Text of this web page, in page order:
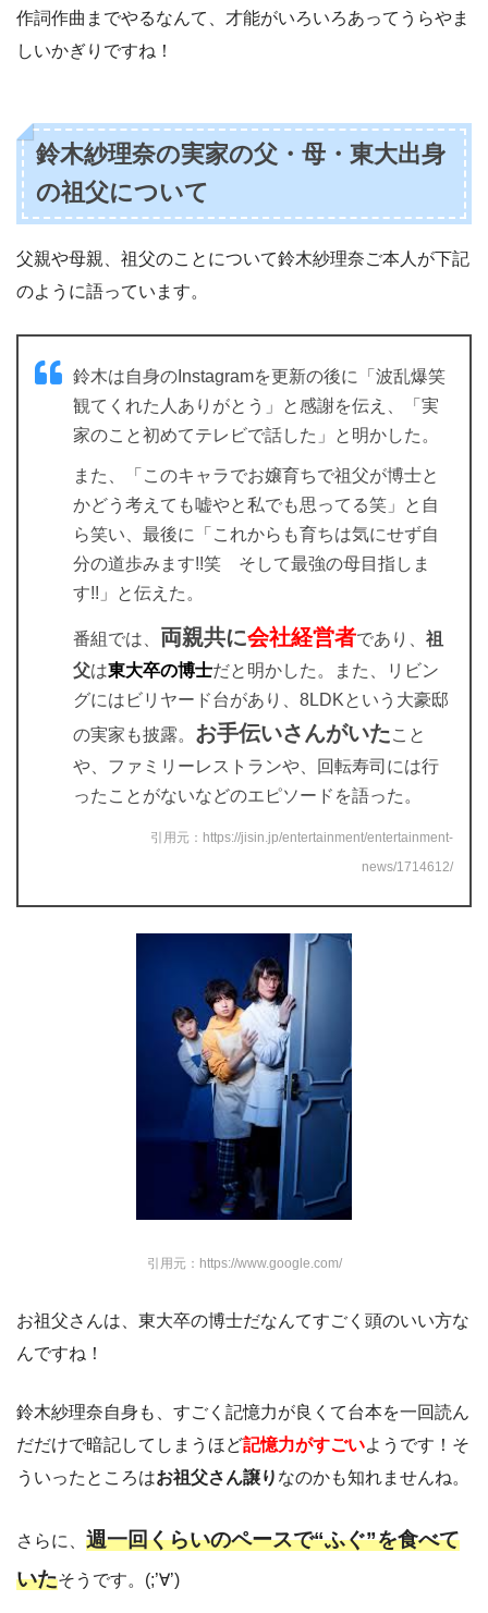
作詞作曲までやるなんて、才能がいろいろあってうらやま
しいかぎりですね！
鈴木紗理奈の実家の父・母・東大出身
の祖父について
父親や母親、祖父のことについて鈴木紗理奈ご本人が下記
のように語っています。
鈴木は自身のInstagramを更新の後に「波乱爆笑
観てくれた人ありがとう」と感謝を伝え、「実
家のこと初めてテレビで話した」と明かした。
また、「このキャラでお嬢育ちで祖父が博士と
かどう考えても嘘やと私でも思ってる笑」と自
ら笑い、最後に「これからも育ちは気にせず自
分の道歩みます!!笑 そして最強の母目指しま
す!!」と伝えた。
番組では、 両親共に会社経営者であり、 祖
父は東大卒の博士だと明かした。また、リビン
グにはビリヤード台があり、8LDKという大豪邸
の実家も披露。 お手伝いさんがいたこと
や、ファミリーレストランや、回転寿司には行
ったことがないなどのエピソードを語った。
引用元：https://jisin.jp/entertainment/entertainment-
news/1714612/
引用元：https://www.google.com/
お祖父さんは、東大卒の博士だなんてすごく頭のいい方な
んですね！
鈴木紗理奈自身も、すごく記憶力が良くて台本を一回読ん
だだけで暗記してしまうほど記憶力がすごいようです！そ
ういったところはお祖父さん譲り なのかも知れませんね。
さらに、 週一回くらいのペースで“ふぐ”を食べて
いたそうです。(;’∀’)